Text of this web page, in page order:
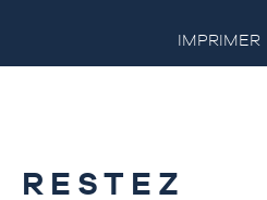
IMPRIMER
RESTEZ